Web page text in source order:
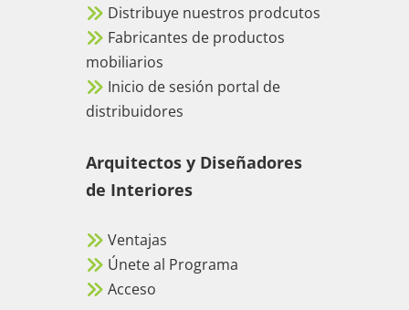
Distribuye nuestros prodcutos
Fabricantes de productos
mobiliarios
Inicio de sesión portal de
distribuidores
Arquitectos y Diseñadores
de Interiores
Ventajas
Únete al Programa
Acceso